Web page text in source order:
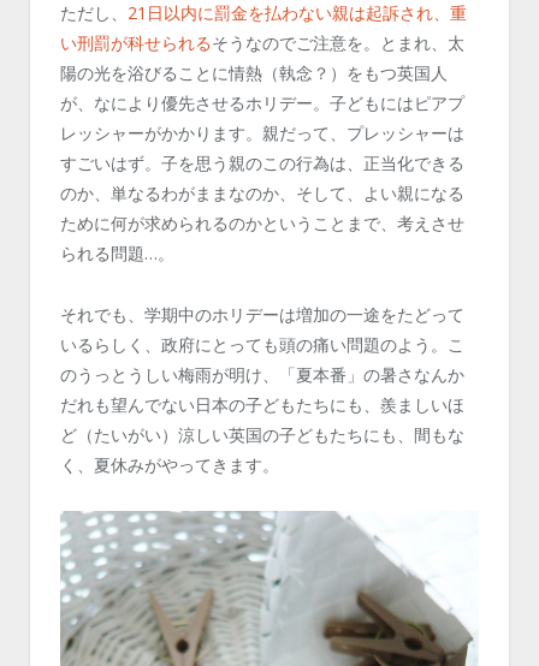
ただし、 21日以内に罰金を払わない親は起訴され、重
い刑罰が科せられるそうなのでご注意を。とまれ、太
陽の光を浴びることに情熱（執念？）をもつ英国人
が、なにより優先させるホリデー。子どもにはピアプ
レッシャーがかかります。親だって、プレッシャーは
すごいはず。子を思う親のこの行為は、正当化できる
のか、単なるわがままなのか、そして、よい親になる
ために何が求められるのかということまで、考えさせ
られる問題…。
それでも、学期中のホリデーは増加の一途をたどって
いるらしく、政府にとっても頭の痛い問題のよう。こ
のうっとうしい梅雨が明け、「夏本番」の暑さなんか
だれも望んでない日本の子どもたちにも、羨ましいほ
ど（たいがい）涼しい英国の子どもたちにも、間もな
く、夏休みがやってきます。